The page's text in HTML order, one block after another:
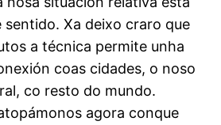
sentido. Xa deixo craro que
a técnica permite unha
coas cidades, o noso
co resto do mundo.
agora conque